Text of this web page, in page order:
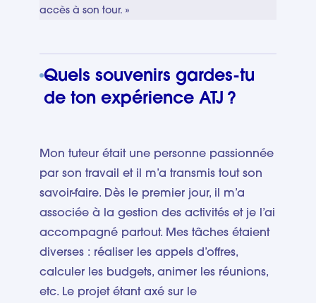
accès à son tour. »
Quels souvenirs gardes-tu
de ton expérience ATJ ?
Mon tuteur était une personne passionnée
par son travail et il m’a transmis tout son
savoir-faire. Dès le premier jour, il m’a
associée à la gestion des activités et je l’ai
accompagné partout. Mes tâches étaient
diverses : réaliser les appels d’offres,
calculer les budgets, animer les réunions,
etc. Le projet étant axé sur le